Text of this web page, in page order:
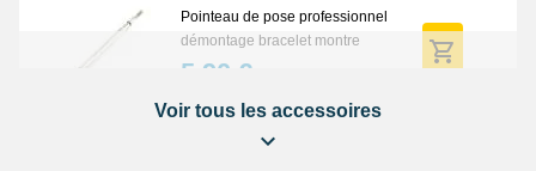
Pointeau de pose professionnel
démontage bracelet montre
5,90 €
Lot Outils Montre 12 pièces +
Voir tous les accessoires